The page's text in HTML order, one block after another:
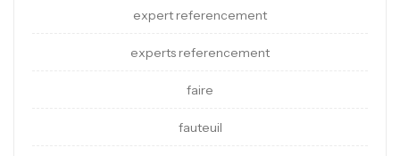
expert referencement
experts referencement
faire
fauteuil